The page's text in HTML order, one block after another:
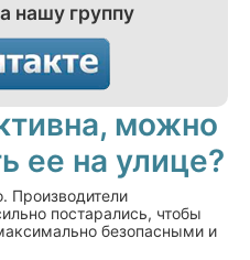
нашу группу
можно
ее на улице?
Производители
постарались, чтобы
безопасными и